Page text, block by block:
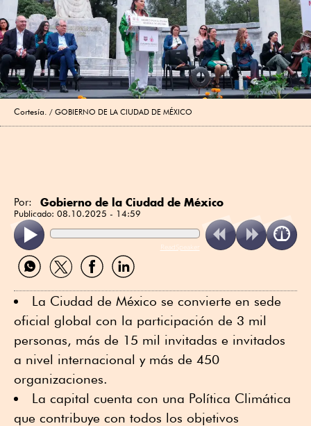
Cortesía. GOBIERNO DE LA CIUDAD DE MÉXICO
Por: Gobierno de la Ciudad de México
Publicado: 08.10.2025 - 14:59
ReadSpeaker
Compartir
por
Compartir
por
Compartir
por
Compartir
por
La Ciudad de México se convierte en sede
oficial global con la participación de 3 mil
personas, más de 15 mil invitadas e invitados
a nivel internacional y más de 450
organizaciones.
La capital cuenta con una Política Climática
que contribuye con todos los objetivos